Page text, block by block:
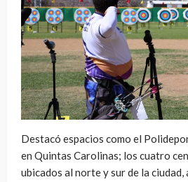
Destacó espacios como el
en Quintas Carolinas; los cuatro
ubicados al norte y sur de la ciudad,